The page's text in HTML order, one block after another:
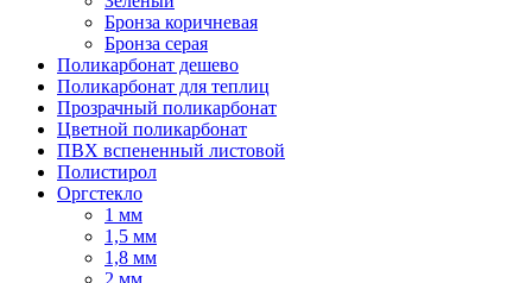
Бронза коричневая
Бронза серая
Поликарбонат дешево
Поликарбонат для теплиц
Прозрачный поликарбонат
Цветной поликарбонат
ПВХ вспененный листовой
Полистирол
Оргстекло
1 мм
1,5 мм
1,8 мм
2 мм